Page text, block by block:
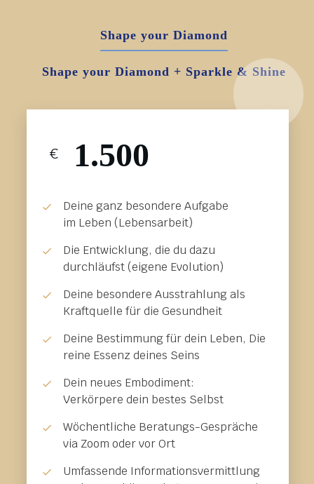
Shape your Diamond
Shape your Diamond + Sparkle & Shine
€ 1.500
Deine ganz besondere Aufgabe
im Leben (Lebensarbeit)
Die Entwicklung, die du dazu
durchläufst (eigene Evolution)
Deine besondere Ausstrahlung als
Kraftquelle für die Gesundheit
Deine Bestimmung für dein Leben, Die
reine Essenz deines Seins
Dein neues Embodiment:
Verkörpere dein bestes Selbst
Wöchentliche Beratungs-Gespräche
via Zoom oder vor Ort
Umfassende Informationsvermittlung